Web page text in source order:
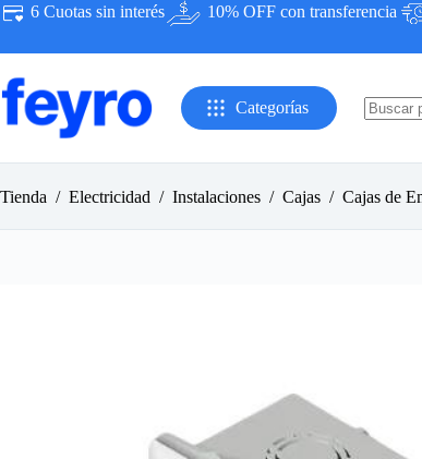
Saltar
al
6 Cuotas sin interés 10% OFF con transferencia
Categorías
Tienda / Electricidad / Instalaciones / Cajas / Cajas de